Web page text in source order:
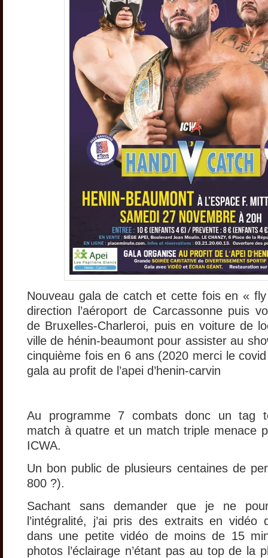
Nouveau gala de catch et cette fois en «
direction l’aéroport de Carcassonne puis
de Bruxelles-Charleroi, puis en voiture de
ville de hénin-beaumont pour assister au
cinquième fois en 6 ans (2020 merci le
gala au profit de l’apei d’henin-carvin
Au programme 7 combats donc un tag
match à quatre et un match triple menace
ICWA.
Un bon public de plusieurs centaines de
800 ?).
Sachant sans demander que je ne
l’intégralité, j’ai pris des extraits en vidéo
dans une petite vidéo de moins de 15
photos l’éclairage n’étant pas au top de la